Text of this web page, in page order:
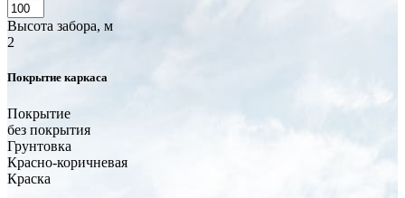
Высота забора, м
2
Покрытие каркаса
Покрытие
без покрытия
Грунтовка
Красно-коричневая
Краска